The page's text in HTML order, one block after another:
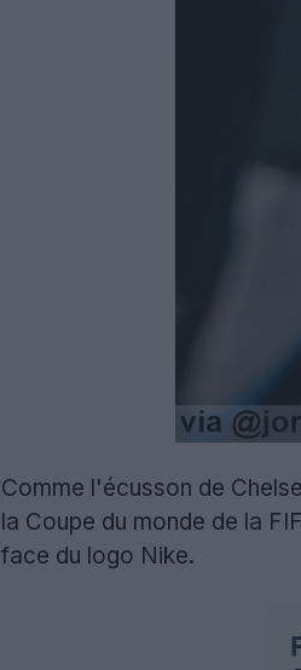
Comme l'écusson de
la Coupe du monde de la
face du logo Nike.